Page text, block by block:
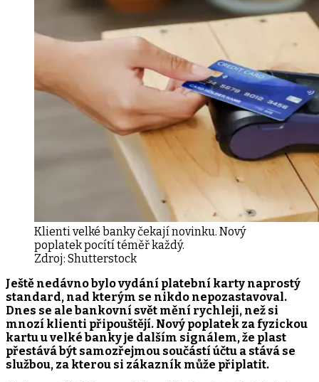
Klienti velké banky čekají novinku. Nový
poplatek pocítí téměř každý.
Zdroj: Shutterstock
Ještě nedávno bylo vydání platební karty naprostý
standard, nad kterým se nikdo nepozastavoval.
Dnes se ale bankovní svět mění rychleji, než si
mnozí klienti připouštějí. Nový poplatek za fyzickou
kartu u velké banky je dalším signálem, že plast
přestává být samozřejmou součástí účtu a stává se
službou, za kterou si zákazník může připlatit.